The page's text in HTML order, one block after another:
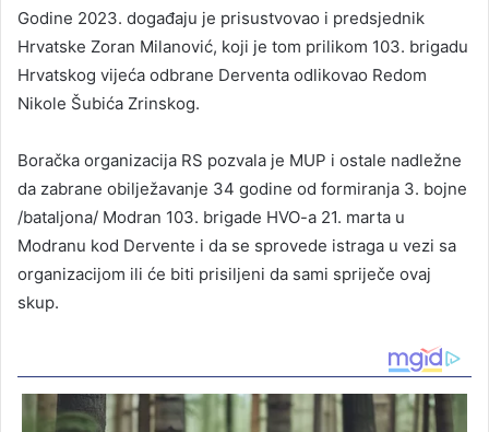
Godine 2023. događaju je prisustvovao i predsjednik
Hrvatske Zoran Milanović, koji je tom prilikom 103. brigadu
Hrvatskog vijeća odbrane Derventa odlikovao Redom
Nikole Šubića Zrinskog.
Boračka organizacija RS pozvala je MUP i ostale nadležne
da zabrane obilježavanje 34 godine od formiranja 3. bojne
/bataljona/ Modran 103. brigade HVO-a 21. marta u
Modranu kod Dervente i da se sprovede istraga u vezi sa
organizacijom ili će biti prisiljeni da sami spriječe ovaj
skup.